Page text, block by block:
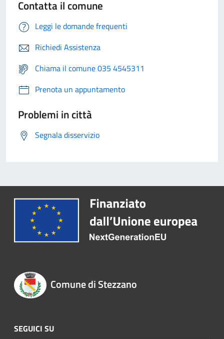
Contatta il comune
Leggi le domande frequenti
Richiedi Assistenza
Chiama il comune 035 4545311
Prenota un appuntamento
Problemi in città
Segnala disservizio
Comune di Stezzano
SEGUICI SU